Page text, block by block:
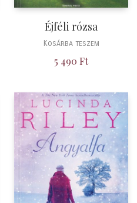
Éjféli rózsa
Kosárba teszem
5 490 Ft